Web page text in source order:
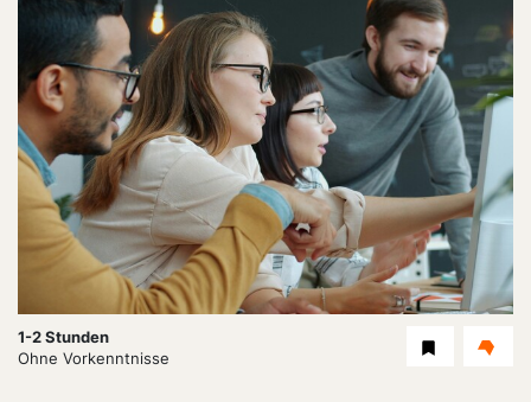
Dauer:
1-2 Stunden
Level
Ohne Vorkenntnisse